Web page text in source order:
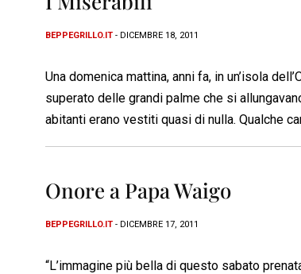
BEPPEGRILLO.IT - DICEMBRE 18, 2011
Una domenica mattina, anni fa, in un’isola
superato delle grandi palme che si
abitanti erano vestiti quasi di nulla. Qualche
Onore a Papa Waigo
BEPPEGRILLO.IT - DICEMBRE 17, 2011
“L’immagine più bella di questo sabato